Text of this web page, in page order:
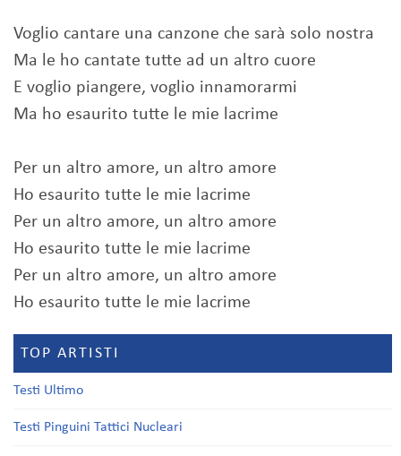
Voglio cantare una canzone che sarà solo nostra
Ma le ho cantate tutte ad un altro cuore
E voglio piangere, voglio innamorarmi
Ma ho esaurito tutte le mie lacrime
Per un altro amore, un altro amore
Ho esaurito tutte le mie lacrime
Per un altro amore, un altro amore
Ho esaurito tutte le mie lacrime
Per un altro amore, un altro amore
Ho esaurito tutte le mie lacrime
TOP ARTISTI
Testi Ultimo
Testi Pinguini Tattici Nucleari